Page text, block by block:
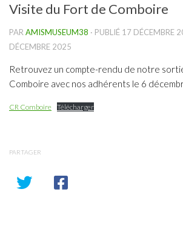
Visite du Fort de Comboire
PAR AMISMUSEUM38 · PUBLIÉ 17 DÉCEMBRE
DÉCEMBRE 2025
Retrouvez un compte-rendu de notre
Comboire avec nos adhérents le 6
CR Comboire Télécharger
PARTAGER